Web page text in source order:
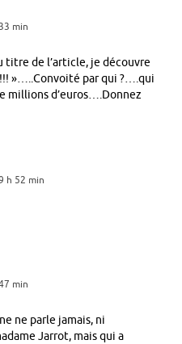
min
titre de l’article, je découvre
»…..Convoité par qui ?….qui
millions d’euros….Donnez
h 52 min
min
ne parle jamais, ni
Jarrot, mais qui a